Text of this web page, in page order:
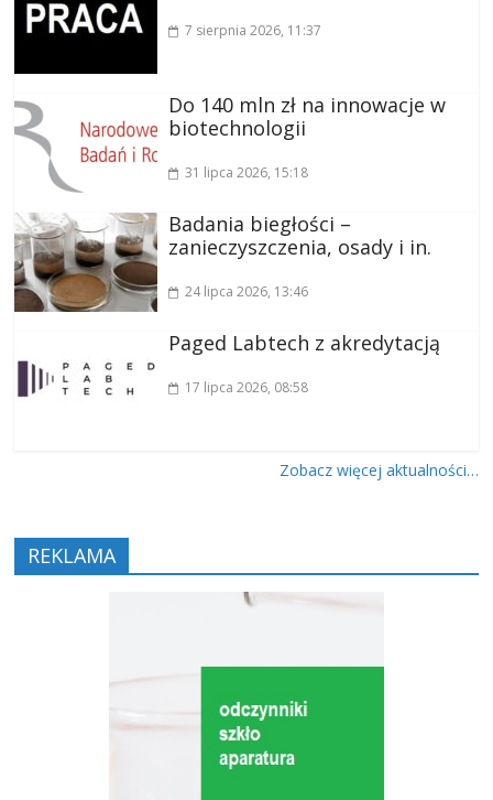
7 sierpnia 2026, 11:37
Do 140 mln zł na innowacje w
biotechnologii
31 lipca 2026, 15:18
Badania biegłości –
zanieczyszczenia, osady i in.
24 lipca 2026, 13:46
Paged Labtech z akredytacją
17 lipca 2026, 08:58
Zobacz więcej aktualności…
REKLAMA